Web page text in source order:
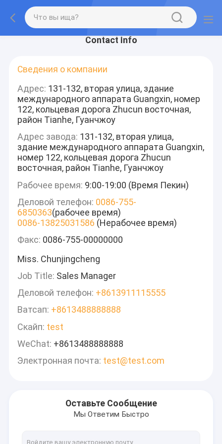
Contact Info
Сведения о компании
Адрес: 131-132, вторая улица, здание
международного аппарата Guangxin, номер
122, кольцевая дорога Zhucun восточная,
район Tianhe, Гуанчжоу
Адрес завода: 131-132, вторая улица,
здание международного аппарата Guangxin,
номер 122, кольцевая дорога Zhucun
восточная, район Tianhe, Гуанчжоу
Рабочее время: 9:00-19:00 (Время Пекин)
Деловой телефон: 0086-755-
6850363(рабочее время)
0086-13825031586 (Нерабочее время)
Факс: 0086-755-00000000
Miss. Chunjingcheng
Job Title: Sales Manager
Деловой телефон: +8613911115555
Ватсап: +8613488888888
Скайп: test
WeChat: +8613488888888
Электронная почта: test@test.com
Оставьте Сообщение
Мы Ответим Быстро